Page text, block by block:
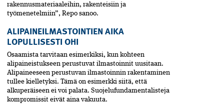
rakennusmateriaaleihin, rakenteisiin ja
työmenetelmiin”, Repo sanoo.
ALIPAINEILMASTOINTIEN AIKA
LOPULLISESTI OHI
Osaamista tarvitaan esimerkiksi, kun kohteen
alipaineistukseen perustuvat ilmastoinnit uusitaan.
Alipaineeseen perustuvan ilmastoinnin rakentaminen
tullee kielletyksi. Tämä on esimerkki siitä, että
alkuperäiseen ei voi palata. Suojelufundamentalisteja
kompromissit eivät aina vakuuta.